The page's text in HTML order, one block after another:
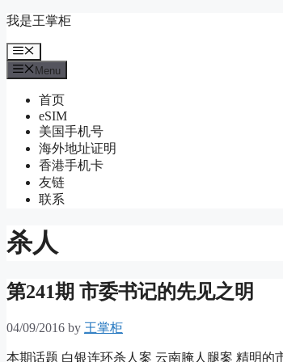
Skip
content
我是王掌柜
Menu
Menu
首页
eSIM
美国手机号
海外地址证明
香港手机卡
友链
联系
杀人
第241期 市委书记的先见之明
04/09/2016 by 王掌柜
本期话题 白银连环杀人案 云南腌人腿案 精明的